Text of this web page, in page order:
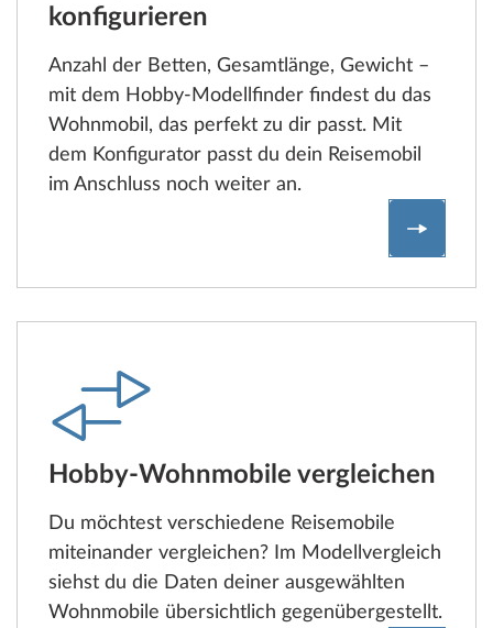
konfigurieren
Anzahl der Betten, Gesamtlänge, Gewicht –
mit dem Hobby-Modellfinder findest du das
Wohnmobil, das perfekt zu dir passt. Mit
dem Konfigurator passt du dein Reisemobil
im Anschluss noch weiter an.
Hobby
Hobby-Wohnmobile vergleichen
Du möchtest verschiedene Reisemobile
miteinander vergleichen? Im Modellvergleich
siehst du die Daten deiner ausgewählten
Wohnmobile übersichtlich gegenübergestellt.